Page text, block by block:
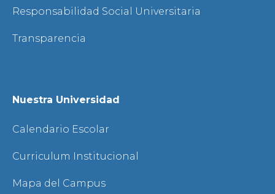
Responsabilidad Social Universitaria
Transparencia
Nuestra Universidad
Calendario Escolar
Curriculum Institucional
Mapa del Campus